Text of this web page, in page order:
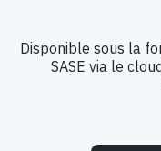
Disponible sous la
SASE via le